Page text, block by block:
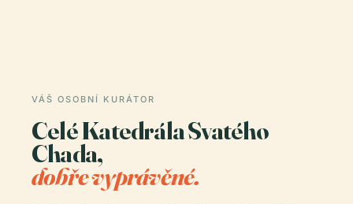
VÁŠ OSOBNÍ KURÁTOR
Celé Katedrála Svatého
Chada,
dobře vyprávěné.